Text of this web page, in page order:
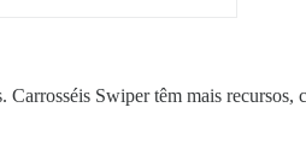
Swiper têm mais recursos,